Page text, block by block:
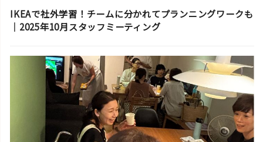
IKEAで社外学習！チームに分かれてプランニングワークも
｜2025年10月スタッフミーティング
スタッフ活動日誌